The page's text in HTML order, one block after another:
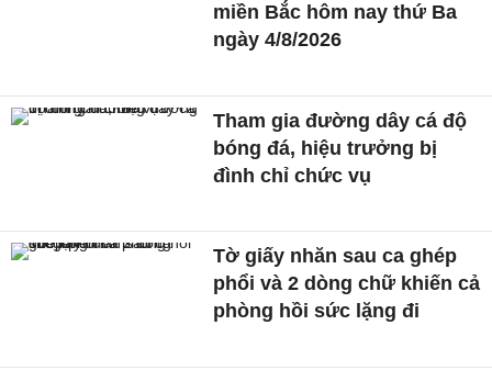
miền Bắc hôm nay thứ Ba
ngày 4/8/2026
Tham gia đường dây cá độ
bóng đá, hiệu trưởng bị
đình chỉ chức vụ
Tờ giấy nhăn sau ca ghép
phổi và 2 dòng chữ khiến cả
phòng hồi sức lặng đi